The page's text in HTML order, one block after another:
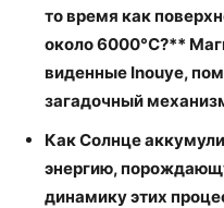
то время как
около 6000°C?**
виденные Inouye,
загадочный
Как Солнце
энергию,
динамику этих